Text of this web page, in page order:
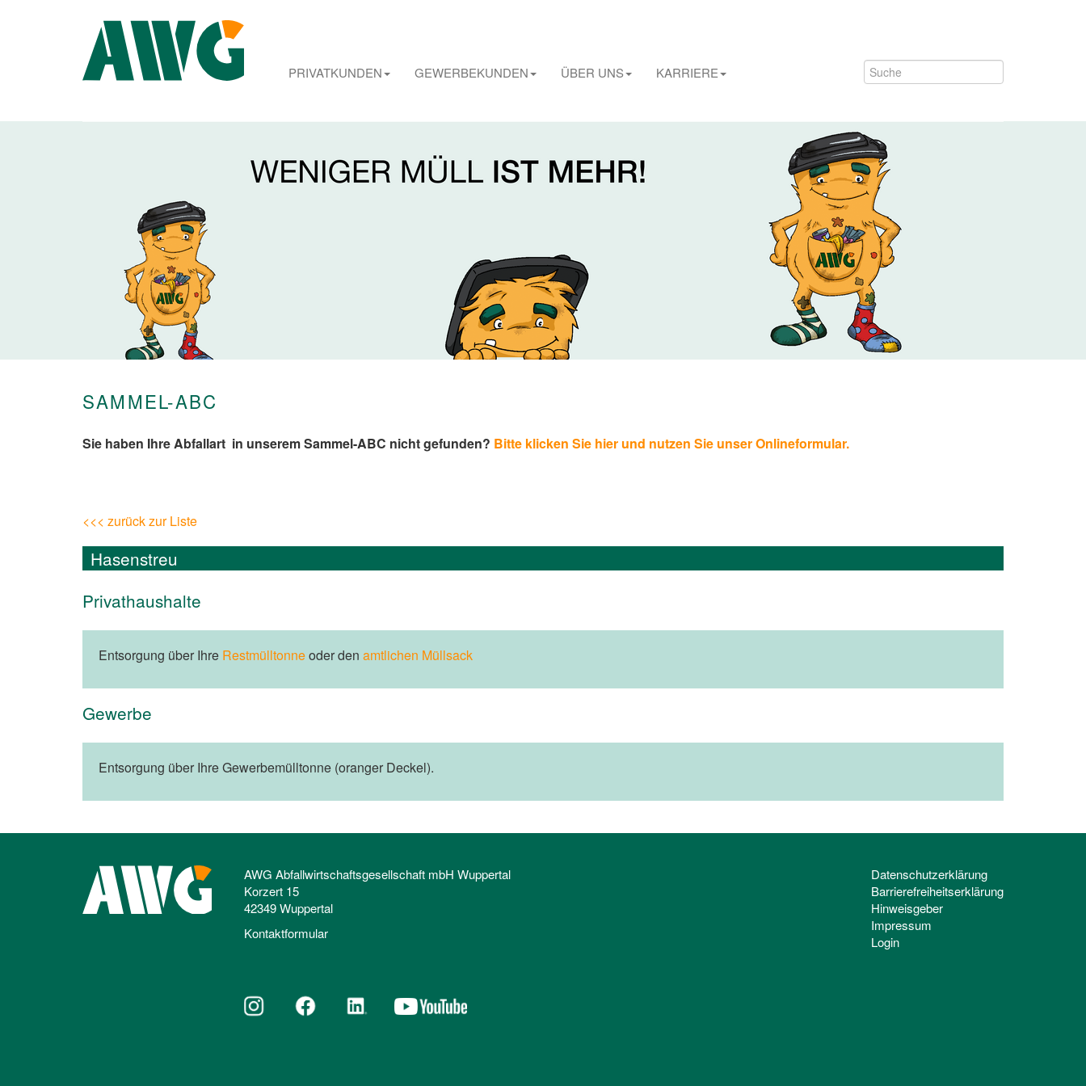
PRIVATKUNDEN GEWERBEKUNDEN ÜBER UNS KARRIERE
SAMMEL-ABC
Sie haben Ihre Abfallart in unserem Sammel-ABC nicht gefunden? Bitte klicken Sie hier und nutzen Sie unser Onlineformular.
<<< zurück zur Liste
Hasenstreu
Privathaushalte
Entsorgung über Ihre Restmülltonneoder den amtlichen Müllsack
Gewerbe
Entsorgung über Ihre Gewerbemülltonne (oranger Deckel).
AWG Abfallwirtschaftsgesellschaft mbH Wuppertal
Korzert 15
42349 Wuppertal
Kontaktformular
Datenschutzerklärung
Barrierefreiheitserklärung
Hinweisgeber
Impressum
Login